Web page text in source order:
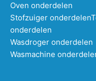
Oven onderdelen
Stofzuiger onderdelen
onderdelen
Wasdroger onderdelen
Wasmachine